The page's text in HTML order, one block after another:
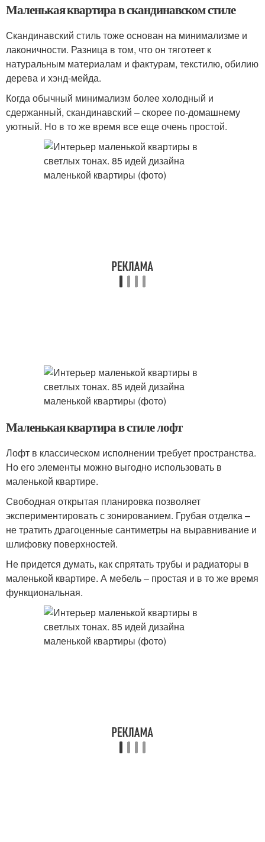
Маленькая квартира в скандинавском стиле
Скандинавский стиль тоже основан на минимализме и
лаконичности. Разница в том, что он тяготеет к
натуральным материалам и фактурам, текстилю, обилию
дерева и хэнд-мейда.
Когда обычный минимализм более холодный и
сдержанный, скандинавский – скорее по-домашнему
уютный. Но в то же время все еще очень простой.
Маленькая квартира в стиле лофт
Лофт в классическом исполнении требует пространства.
Но его элементы можно выгодно использовать в
маленькой квартире.
Свободная открытая планировка позволяет
экспериментировать с зонированием. Грубая отделка –
не тратить драгоценные сантиметры на выравнивание и
шлифовку поверхностей.
Не придется думать, как спрятать трубы и радиаторы в
маленькой квартире. А мебель – простая и в то же время
функциональная.